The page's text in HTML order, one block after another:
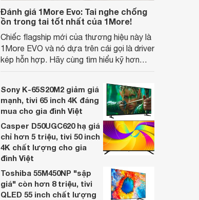
Đánh giá 1More Evo: Tai nghe chống
ồn trong tai tốt nhất của 1More!
Chiếc flagship mới của thương hiệu này là
1More EVO và nó dựa trên cái gọi là driver
kép hỗn hợp. Hãy cùng tìm hiểu kỹ hơn
Sony K-65S20M2 giảm giá
mạnh, tivi 65 inch 4K đáng
mua cho gia đình Việt
Casper D50UGC620 hạ giá
chỉ hơn 5 triệu, tivi 50 inch
4K chất lượng cho gia
đình Việt
Toshiba 55M450NP "sập
giá" còn hơn 8 triệu, tivi
QLED 55 inch chất lượng